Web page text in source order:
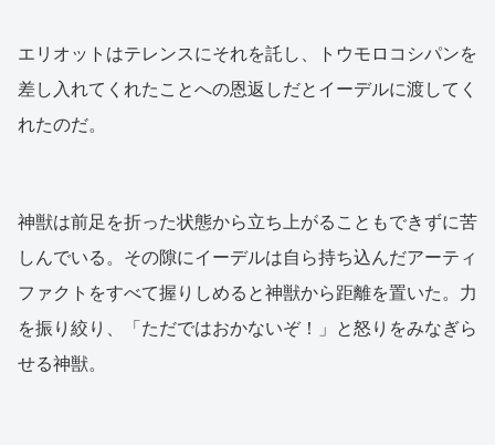
エリオットはテレンスにそれを託し、トウモロコシパンを
差し入れてくれたことへの恩返しだとイーデルに渡してく
れたのだ。
神獣は前足を折った状態から立ち上がることもできずに苦
しんでいる。その隙にイーデルは自ら持ち込んだアーティ
ファクトをすべて握りしめると神獣から距離を置いた。力
を振り絞り、「ただではおかないぞ！」と怒りをみなぎら
せる神獣。